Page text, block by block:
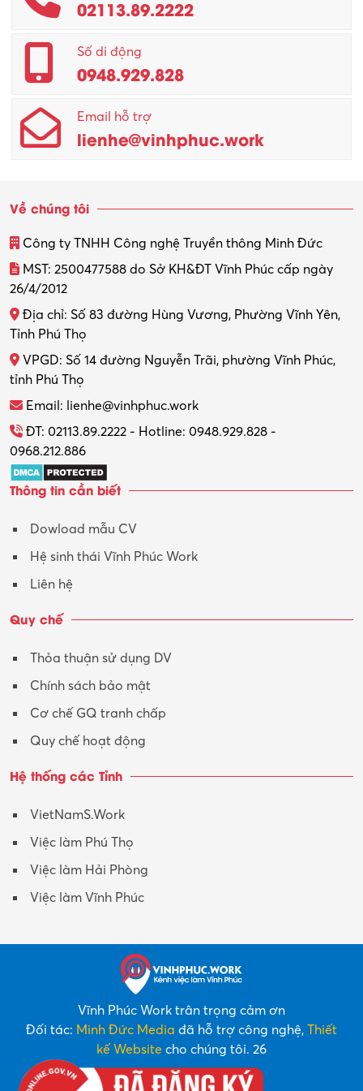
Promotion Girl (PG)
Quản lý – Giám đốc
Quản lý chất lượng – QC
Quản lý sản xuất
Quản trị kinh doanh
Thiết kế nội thất
Thợ máy – Ô tô – Xe máy
Thực tập
Tổ chức sự kiện – Quà tặng
Trợ lý
Tư vấn
Tư vấn – Kiến trúc
Y tế-Dược
02113.89.2222
Số di động
0948.929.828
Email hỗ trợ
lienhe@vinhphuc.work
Về chúng tôi
Công ty TNHH Công nghệ Truyền thông Minh Đức
MST: 2500477588 do Sở KH&ĐT Vĩnh Phúc cấp ngày
26/4/2012
Địa chỉ: Số 83 đường Hùng Vương, Phường Vĩnh Yên,
Tỉnh Phú Thọ
VPGD: Số 14 đường Nguyễn Trãi, phường Vĩnh Phúc,
tỉnh Phú Thọ
Email: lienhe@vinhphuc.work
ĐT: 02113.89.2222 - Hotline: 0948.929.828 -
0968.212.886
Thông tin cần biết
Dowload mẫu CV
Hệ sinh thái Vĩnh Phúc Work
Liên hệ
Quy chế
Thỏa thuận sử dụng DV
Chính sách bảo mật
Cơ chế GQ tranh chấp
Quy chế hoạt động
Hệ thống các Tỉnh
VietNamS.Work
Việc làm Phú Thọ
Việc làm Hải Phòng
Việc làm Vĩnh Phúc
Vĩnh Phúc Work trân trọng cảm ơn
Đối tác: Minh Đức Media đã hỗ trợ công nghệ, Thiết
kế Website cho chúng tôi. 26